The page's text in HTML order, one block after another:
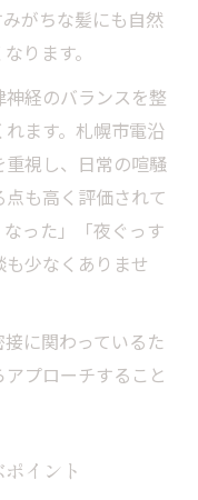
がちな髪にも自然
ります。
経のバランスを整
ます。札幌市電沿
視し、日常の喧騒
も高く評価されて
った」「夜ぐっす
少なくありませ
に関わっているた
プローチすること
イント